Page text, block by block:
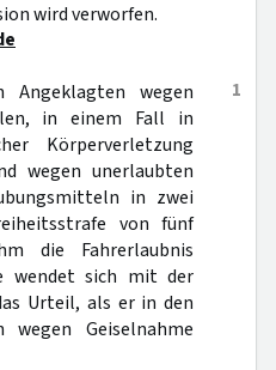
wird verworfen.
1
Angeklagten wegen
in einem Fall in
Körperverletzung
wegen unerlaubten
in zwei
von fünf
die Fahrerlaubnis
wendet sich mit der
Urteil, als er in den
Geiselnahme